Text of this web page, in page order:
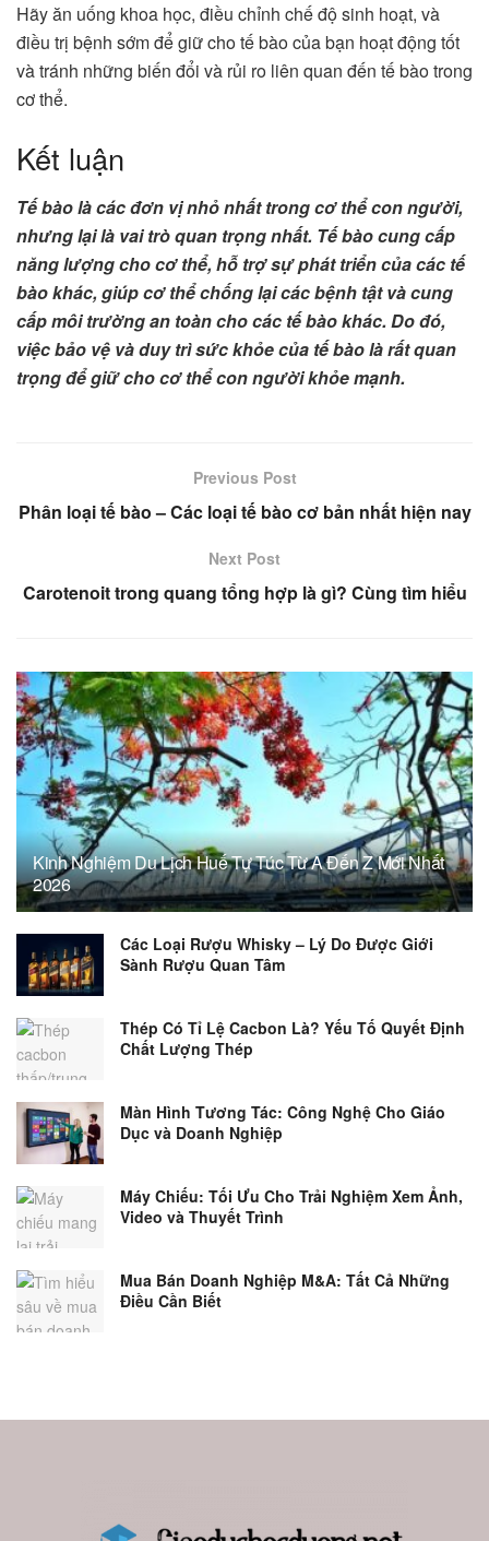
Hãy ăn uống khoa học, điều chỉnh chế độ sinh hoạt, và
điều trị bệnh sớm để giữ cho tế bào của bạn hoạt động tốt
và tránh những biến đổi và rủi ro liên quan đến tế bào trong
cơ thể.
Kết luận
Tế bào là các đơn vị nhỏ nhất trong cơ thể con người,
nhưng lại là vai trò quan trọng nhất. Tế bào cung cấp
năng lượng cho cơ thể, hỗ trợ sự phát triển của các tế
bào khác, giúp cơ thể chống lại các bệnh tật và cung
cấp môi trường an toàn cho các tế bào khác. Do đó,
việc bảo vệ và duy trì sức khỏe của tế bào là rất quan
trọng để giữ cho cơ thể con người khỏe mạnh.
Previous Post
Phân loại tế bào – Các loại tế bào cơ bản nhất hiện nay
Next Post
Carotenoit trong quang tổng hợp là gì? Cùng tìm hiểu
Kinh Nghiệm Du Lịch Huế Tự Túc Từ A Đến Z Mới Nhất
2026
Các Loại Rượu Whisky – Lý Do Được Giới
Sành Rượu Quan Tâm
Thép Có Tỉ Lệ Cacbon Là? Yếu Tố Quyết Định
Chất Lượng Thép
Màn Hình Tương Tác: Công Nghệ Cho Giáo
Dục và Doanh Nghiệp
Máy Chiếu: Tối Ưu Cho Trải Nghiệm Xem Ảnh,
Video và Thuyết Trình
Mua Bán Doanh Nghiệp M&A: Tất Cả Những
Điều Cần Biết